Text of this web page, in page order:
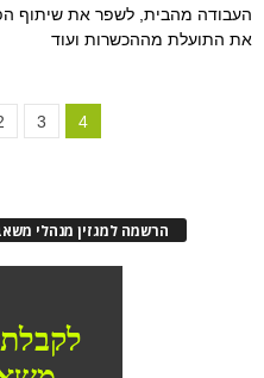
העבודה מהבית, לשפר את שיתוף
את התועלת מההכשרות ועוד
3 4
הרשמה למגזין מנהלי